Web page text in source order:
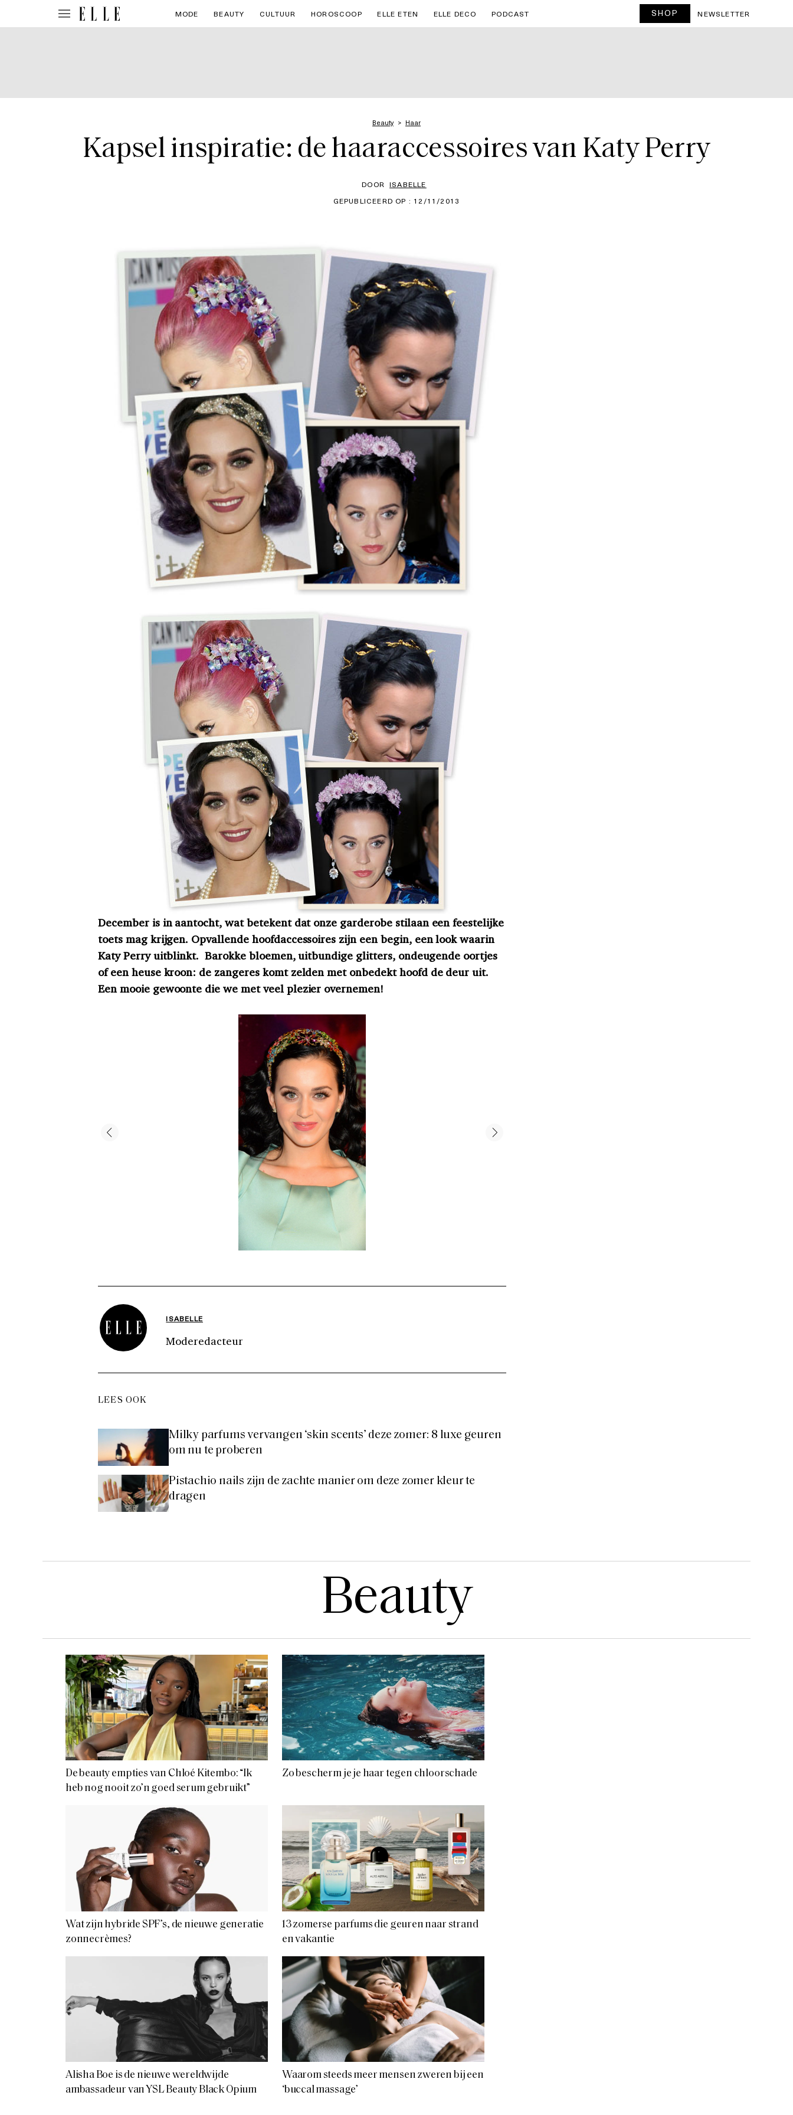
MODE BEAUTY CULTUUR HOROSCOOP ELLE ETEN ELLE DECO PODCAST SHOP NEWSLETTER
Beauty Haar
Kapsel inspiratie: de haaraccessoires van Katy Perry
DOOR ISABELLE
GEPUBLICEERD OP : 12/11/2013
December is in aantocht, wat betekent dat onze garderobe stilaan een feestelijke
toets mag krijgen. Opvallende hoofdaccessoires zijn een begin, een look waarin
Katy Perry uitblinkt. Barokke bloemen, uitbundige glitters, ondeugende oortjes
of een heuse kroon: de zangeres komt zelden met onbedekt hoofd de deur uit.
Een mooie gewoonte die we met veel plezier overnemen!
ISABELLE
Moderedacteur
LEES OOK
Milky parfums vervangen ‘skin scents’ deze zomer: 8 luxe geuren
om nu te proberen
Pistachio nails zijn de zachte manier om deze zomer kleur te
dragen
Beauty
De beauty empties van Chloé Kitembo: “Ik
heb nog nooit zo’n goed serum gebruikt”
Zo bescherm je je haar tegen chloorschade
Wat zijn hybride SPF’s, de nieuwe generatie
zonnecrèmes?
13 zomerse parfums die geuren naar strand
en vakantie
Alisha Boe is de nieuwe wereldwijde
ambassadeur van YSL Beauty Black Opium
Waarom steeds meer mensen zweren bij een
‘buccal massage’